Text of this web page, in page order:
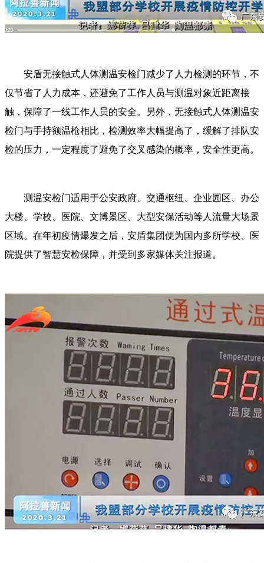
安盾无接触式人体测温安检门减少了人力检测的环节，不
仅节省了人力成本，还避免了工作人员与测温对象近距离接
触，保障了一线工作人员的安全。另外，无接触式人体测温安
检门与手持额温枪相比，检测效率大幅提高了，缓解了排队安
检的压力，一定程度了避免了交叉感染的概率，安全性更高。
测温安检门适用于公安政府、交通枢纽、企业园区、办公
大楼、学校、医院、文博景区、大型安保活动等人流量大场景
区域。在年初疫情爆发之后，安盾集团便为国内多所学校、医
院提供了智慧安检保障，并受到多家媒体关注报道。